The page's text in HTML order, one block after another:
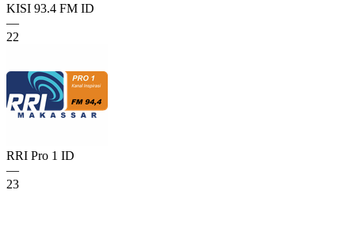
KISI 93.4 FM ID
—
22
RRI Pro 1 ID
—
23